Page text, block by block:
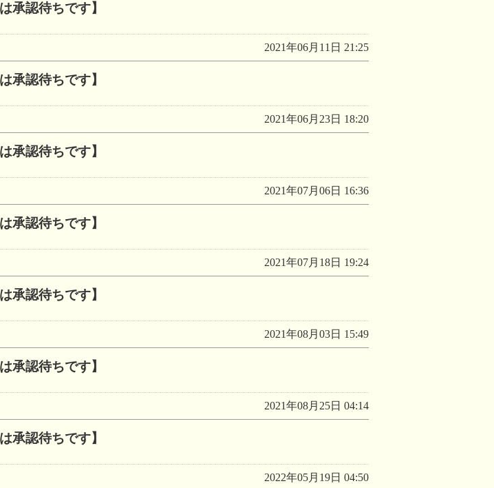
承認待ちです】
2021年06月11日 21:25
承認待ちです】
2021年06月23日 18:20
承認待ちです】
2021年07月06日 16:36
承認待ちです】
2021年07月18日 19:24
承認待ちです】
2021年08月03日 15:49
承認待ちです】
2021年08月25日 04:14
承認待ちです】
2022年05月19日 04:50